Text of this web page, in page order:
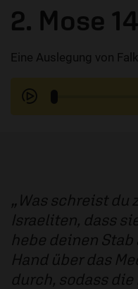
AUDIOTHEK
PROGRAMM
2. Mose
Eine Auslegung von
Was schreist du
Israeliten, dass
hebe deinen
Hand über das
durch, sodass